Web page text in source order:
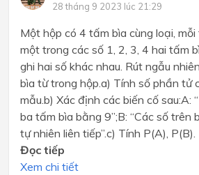
28 tháng 9 2023 lúc 21:29
Một hộp có 4 tấm bìa cùng loại,
một trong các số 1, 2, 3, 4 hai tấm
ghi hai số khác nhau. Rút ngẫu
bìa từ trong hộp.a) Tính số phần tử
mẫu.b) Xác định các biến cố sau:A:
ba tấm bìa bằng 9”;B: “Các số trên
tự nhiên liên tiếp”.c) Tính P(A), P(B).
Đọc tiếp
Xem chi tiết